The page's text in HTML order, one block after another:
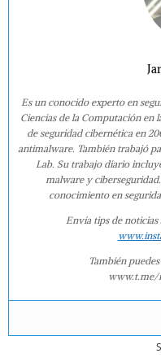
Es un conocido experto en
Ciencias de la Computación en
de seguridad cibernética en
antimalware. También trabajó
Lab. Su trabajo diario
malware y
conocimiento en
Envía tips de
También
www.t.me/